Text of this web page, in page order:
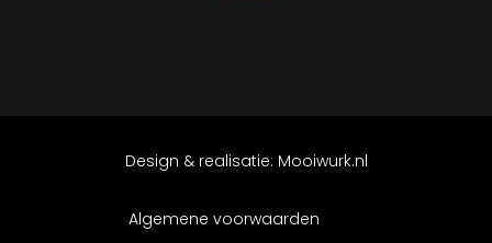
Design & realisatie: Mooiwurk.nl
Algemene voorwaarden